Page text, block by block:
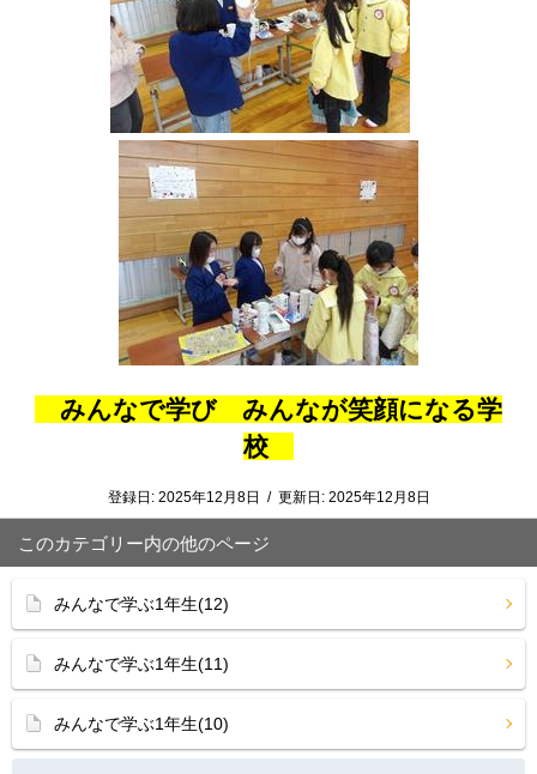
みんなで学び みんなが笑顔になる学
校
登録日: 2025年12月8日 / 更新日: 2025年12月8日
このカテゴリー内の他のページ
みんなで学ぶ1年生(12)
みんなで学ぶ1年生(11)
みんなで学ぶ1年生(10)